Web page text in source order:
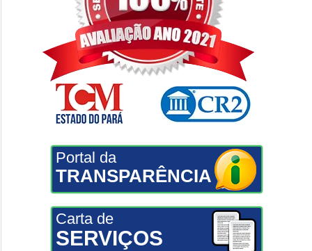
Portal da
TRANSPARÊNCIA
Carta de
SERVIÇOS